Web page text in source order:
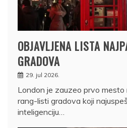
OBJAVLJENA LISTA
GRADOVA
29. jul 2026.
London je zauzeo prvo
rang-listi gradova koji
inteligenciju…